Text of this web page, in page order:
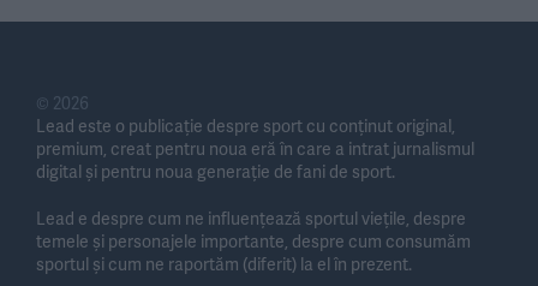
© 2026
Lead este o publicație despre sport cu conținut original,
premium, creat pentru noua eră în care a intrat jurnalismul
digital și pentru noua generație de fani de sport.
Lead e despre cum ne influențează sportul viețile, despre
temele și personajele importante, despre cum consumăm
sportul și cum ne raportăm (diferit) la el în prezent.